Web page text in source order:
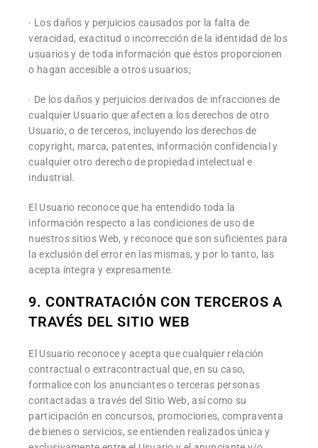
· Los daños y perjuicios causados por la falta de
veracidad, exactitud o incorrección de la identidad de los
usuarios y de toda información que éstos proporcionen
o hagan accesible a otros usuarios;
· De los daños y perjuicios derivados de infracciones de
cualquier Usuario que afecten a los derechos de otro
Usuario, o de terceros, incluyendo los derechos de
copyright, marca, patentes, información confidencial y
cualquier otro derecho de propiedad intelectual e
industrial.
El Usuario reconoce que ha entendido toda la
información respecto a las condiciones de uso de
nuestros sitios Web, y reconoce que son suficientes para
la exclusión del error en las mismas, y por lo tanto, las
acepta íntegra y expresamente.
9. CONTRATACIÓN CON TERCEROS A
TRAVÉS DEL SITIO WEB
El Usuario reconoce y acepta que cualquier relación
contractual o extracontractual que, en su caso,
formalice con los anunciantes o terceras personas
contactadas a través del Sitio Web, así como su
participación en concursos, promociones, compraventa
de bienes o servicios, se entienden realizados única y